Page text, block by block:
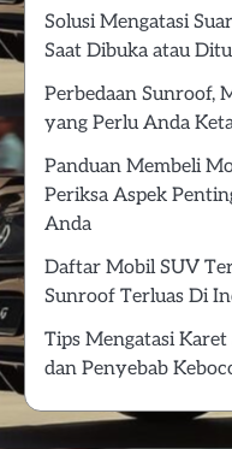
Solusi Mengatasi
Saat Dibuka atau
Perbedaan Sunroof,
yang Perlu Anda
Panduan Membeli
Periksa Aspek
Anda
Daftar Mobil SUV
Sunroof Terluas Di
Tips Mengatasi
dan Penyebab